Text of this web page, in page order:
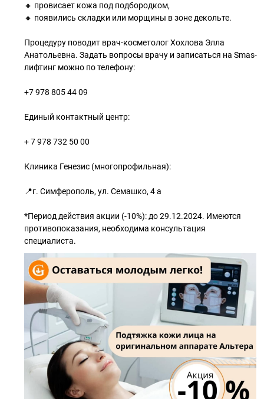
🔸 провисает кожа под подбородком,
🔸 появились складки или морщины в зоне декольте.
Процедуру поводит врач-косметолог Хохлова Элла
Анатольевна. Задать вопросы врачу и записаться на Smas-
лифтинг можно по телефону:
+7 978 805 44 09
Единый контактный центр:
+ 7 978 732 50 00
Клиника Генезис (многопрофильная):
📍г. Симферополь, ул. Семашко, 4 а
*Период действия акции (-10%): до 29.12.2024. Имеются
противопоказания, необходима консультация
специалиста.